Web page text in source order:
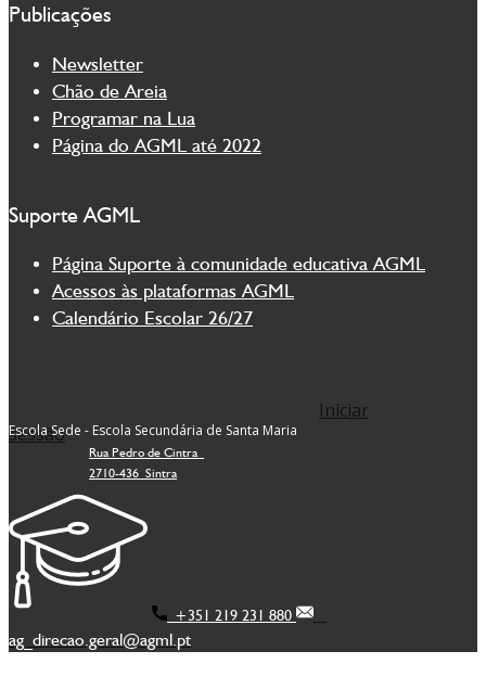
Publicações
Newsletter
Chão de Areia
Programar na Lua
Página do AGML até 2022
Suporte AGML
Página Suporte à comunidade educativa AGML
Acessos às plataformas AGML
Calendário Escolar 26/27
Iniciar
sessão
Escola Sede - Escola Secundária de Santa Maria
Rua Pedro de Cintra
2710-436 Sintra
+351 219 231 880
ag_direcao.geral@agml.pt